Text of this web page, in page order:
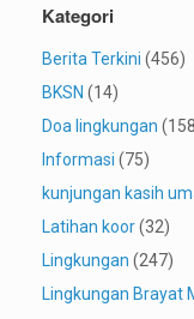
Kategori
Berita Terkini (456)
BKSN (14)
Doa lingkungan
Informasi (75)
kunjungan kasih
Latihan koor(32)
Lingkungan (247)
Lingkungan Brayat